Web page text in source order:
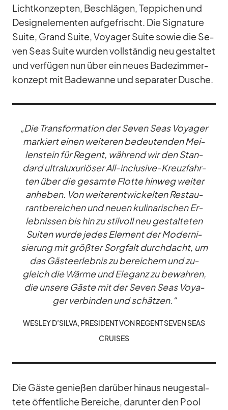
Licht­kon­zep­ten, Be­schlä­gen, Tep­pi­chen und
De­sign­ele­men­ten auf­ge­frischt. Die Si­gna­ture
Suite, Grand Suite, Voy­a­ger Suite so­wie die Se­
ven Seas Suite wur­den voll­stän­dig neu ge­stal­tet
und ver­fü­gen nun über ein neues Ba­de­zim­mer­
kon­zept mit Ba­de­wanne und se­pa­ra­ter Du­sche.
„Die Trans­for­ma­tion der Se­ven Seas Voy­a­ger
mar­kiert ei­nen wei­te­ren be­deu­ten­den Mei­
len­stein für Re­gent, wäh­rend wir den Stan­
dard ul­tra­lu­xu­riö­ser All-in­clu­sive-Kreuz­fahr­
ten über die ge­samte Flotte hin­weg wei­ter
an­he­ben. Von wei­ter­ent­wi­ckel­ten Re­stau­
rant­be­rei­chen und neuen ku­li­na­ri­schen Er­
leb­nis­sen bis hin zu stil­voll neu ge­stal­te­ten
Sui­ten wurde je­des Ele­ment der Mo­der­ni­
sie­rung mit größ­ter Sorg­falt durch­dacht, um
das Gäs­te­er­leb­nis zu be­rei­chern und zu­
gleich die Wärme und Ele­ganz zu be­wah­ren,
die un­sere Gäste mit der Se­ven Seas Voy­a­
ger ver­bin­den und schät­zen.“
WES­LEY D’SILVA, PRE­SI­DENT VON RE­GENT SE­VEN SEAS
CRUI­SES
Die Gäste ge­nie­ßen dar­über hin­aus neu­ge­stal­
tete öf­fent­li­che Be­rei­che, dar­un­ter den Pool